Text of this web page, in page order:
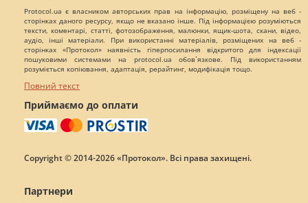
Protocol.ua є власником авторських прав на інформацію, розміщену на веб -
сторінках даного ресурсу, якщо не вказано інше. Під інформацією розуміються
тексти, коментарі, статті, фотозображення, малюнки, ящик-шота, скани, відео,
аудіо, інші матеріали. При використанні матеріалів, розміщених на веб -
сторінках «Протокол» наявність гіперпосилання відкритого для індексації
пошуковими системами на protocol.ua обов`язкове. Під використанням
розуміється копіювання, адаптація, рерайтинг, модифікація тощо.
Повний текст
Приймаємо до оплати
Copyright © 2014-2026 «Протокол». Всі права захищені.
Партнери